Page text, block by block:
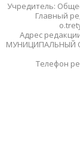
Учредитель:
Главный
Адрес
МУНИЦИПАЛЬНЫЙ
Телефон